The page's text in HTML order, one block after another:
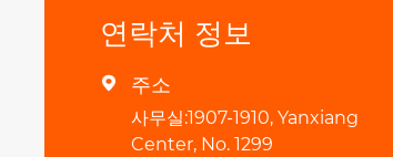
연락처 정보
 주소
사무실:1907-1910, Yanxiang
Center, No. 1299